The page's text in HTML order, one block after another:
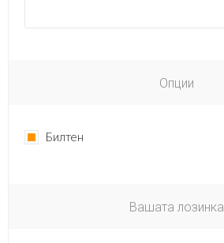
Опции
Билтен
Вашата лозинка